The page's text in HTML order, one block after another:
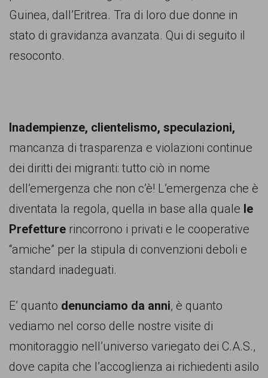
persone,
associazioni
battono
per
le
pari
opportunità
la
garanzia
diritti
cittadinanza
per
Guinea, dall’Eritrea. Tra di loro due donne in
stato di gravidanza avanzata. Qui di seguito il
resoconto.
Inadempienze, clientelismo, speculazioni,
mancanza di trasparenza e violazioni continue
dei diritti dei migranti: tutto ciò in nome
dell’emergenza che non c’è! L’emergenza che è
diventata la regola, quella in base alla quale le
Prefetture rincorrono i privati e le cooperative
“amiche” per la stipula di convenzioni deboli e
standard inadeguati.
E’ quanto denunciamo da anni, è quanto
vediamo nel corso delle nostre visite di
monitoraggio nell’universo variegato dei C.A.S.,
dove capita che l’accoglienza ai richiedenti asilo